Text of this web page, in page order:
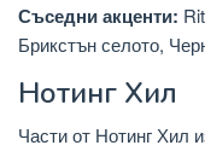
Съседни акценти:
Брикстън селото,
Нотинг Хил
Части от Нотинг Хил